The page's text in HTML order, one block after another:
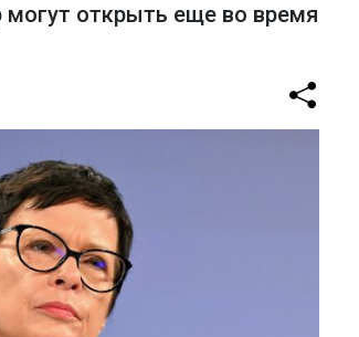
открыть еще во время